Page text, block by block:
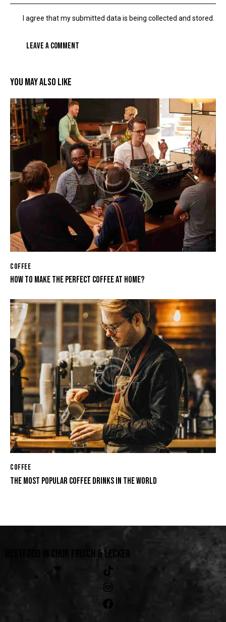
I agree that my submitted data is being collected and stored.
YOU MAY ALSO LIKE
COFFEE
HOW TO MAKE THE PERFECT COFFEE AT HOME?
COFFEE
THE MOST POPULAR COFFEE DRINKS IN THE WORLD
BESTFOOD IN CHUR FRISCH & LECKER